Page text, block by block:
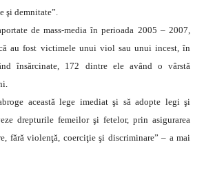
şi demnitate”.
de mass-media în perioada 2005 – 2007,
au fost victimele unui viol sau unui incest, în
însărcinate, 172 dintre ele având o vârstă
această lege imediat şi să adopte legi şi
drepturile femeilor şi fetelor, prin asigurarea
fără violenţă, coerciţie şi discriminare” – a mai